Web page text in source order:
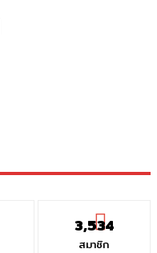
3,534
สมาชิก